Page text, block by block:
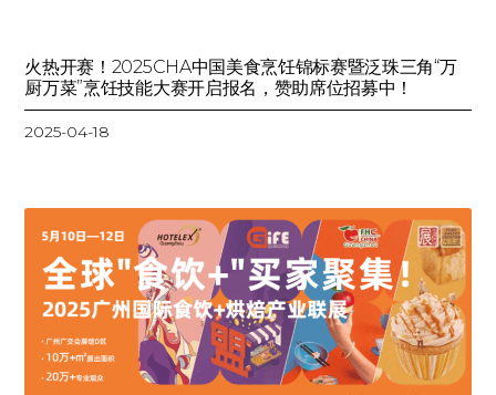
火热开赛！2025CHA中国美食烹饪锦标赛暨泛珠三角“万
厨万菜”烹饪技能大赛开启报名，赞助席位招募中！
2025-04-18